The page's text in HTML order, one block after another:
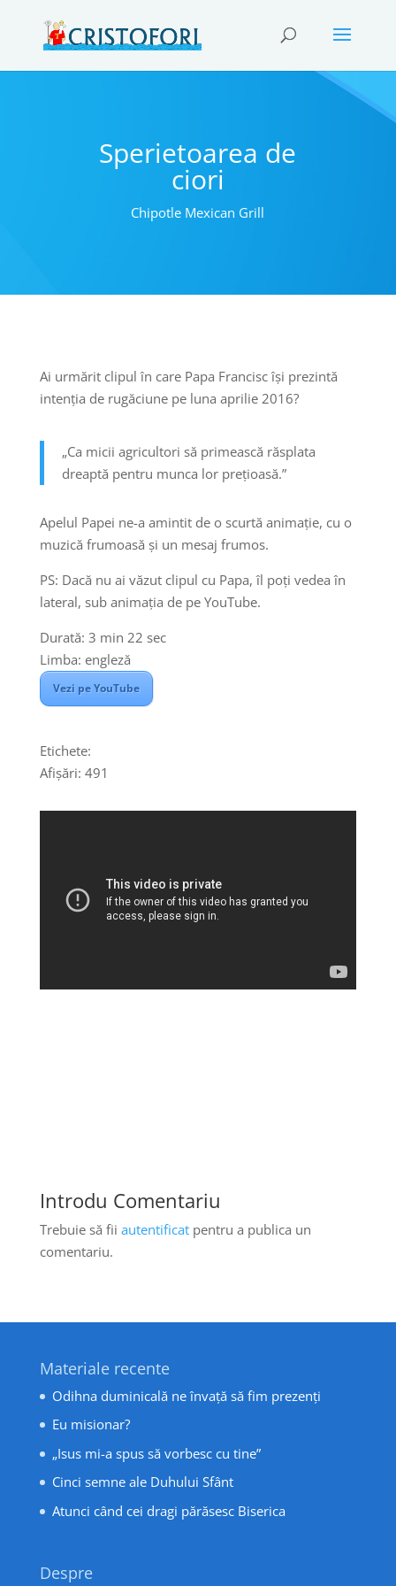
Sperietoarea de
ciori
Chipotle Mexican Grill
Ai urmărit clipul în care Papa Francisc își prezintă
intenția de rugăciune pe luna aprilie 2016?
„Ca micii agricultori să primească răsplata
dreaptă pentru munca lor preţioasă.”
Apelul Papei ne-a amintit de o scurtă animație, cu o
muzică frumoasă și un mesaj frumos.
PS: Dacă nu ai văzut clipul cu Papa, îl poți vedea în
lateral, sub animația de pe YouTube.
Durată: 3 min 22 sec
Limba: engleză
Vezi pe YouTube
Etichete:
Afișări: 491
Introdu Comentariu
Trebuie să fii autentificatpentru a publica un
comentariu.
Materiale recente
Odihna duminicală ne învață să fim prezenți
Eu misionar?
„Isus mi-a spus să vorbesc cu tine”
Cinci semne ale Duhului Sfânt
Atunci când cei dragi părăsesc Biserica
Despre